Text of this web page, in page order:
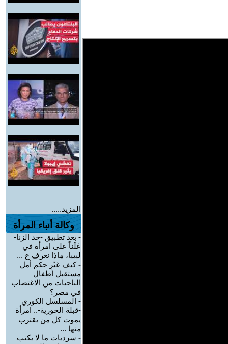
المزيد.....
وكالة أنباء المرأة
- بعد تطبيق -حد الزنا-
عَلَناً على امرأة في
ليبيا، ماذا نعرف ع ...
-كيف غيّر حكم أمل
مستقبل أطفال
الناجيات من الاغتصاب
في مصر؟
- المسلسل الكوري
-قبلة الحورية-.. امرأة
يموت كل من يقترب
منها ...
- سرديات ما لا يكتب